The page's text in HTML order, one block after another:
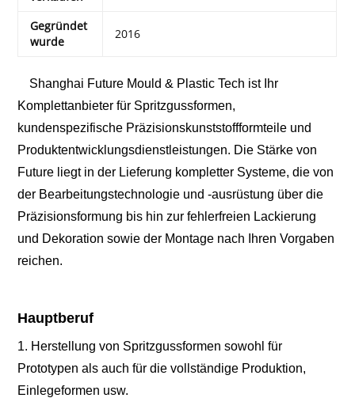
Gegründet
wurde
2016
Shanghai Future Mould & Plastic Tech ist Ihr
Komplettanbieter für Spritzgussformen,
kundenspezifische Präzisionskunststoffformteile und
Produktentwicklungsdienstleistungen. Die Stärke von
Future liegt in der Lieferung kompletter Systeme, die von
der Bearbeitungstechnologie und -ausrüstung über die
Präzisionsformung bis hin zur fehlerfreien Lackierung
und Dekoration sowie der Montage nach Ihren Vorgaben
reichen.
Hauptberuf
1. Herstellung von Spritzgussformen sowohl für
Prototypen als auch für die vollständige Produktion,
Einlegeformen usw.